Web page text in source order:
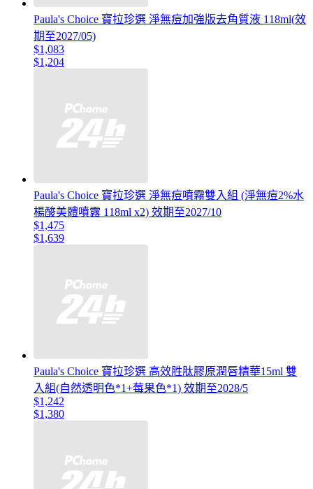
Paula's Choice 寶拉珍選 淨無痘加強版去角質液 118ml(效
期至2027/05)
$1,083
$1,204
Paula's Choice 寶拉珍選 淨無痘噴霧雙入組 (淨無痘2%水
楊酸美體噴露 118ml x2) 效期至2027/10
$1,475
$1,639
Paula's Choice 寶拉珍選 高效胜肽膠原潤唇精華15ml 雙
入組(自然透明色*1+莓果色*1) 效期至2028/5
$1,242
$1,380